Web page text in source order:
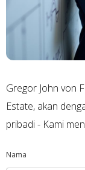
Gregor John von
Estate, akan
pribadi - Kami
Nama